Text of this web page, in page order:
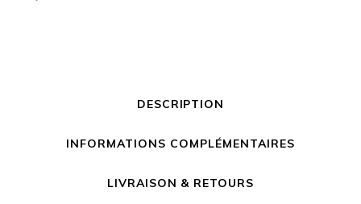
DESCRIPTION
INFORMATIONS COMPLÉMENTAIRES
LIVRAISON & RETOURS